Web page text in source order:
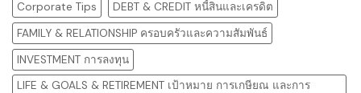
Corporate Tips
DEBT & CREDIT หนี้สินและเครดิต
FAMILY & RELATIONSHIP ครอบครัวและความสัมพันธ์
INVESTMENT การลงทุน
LIFE & GOALS & RETIREMENT เป้าหมาย การเกษียณ และการ